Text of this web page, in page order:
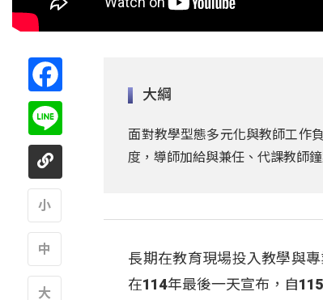
大綱
面對教學型態多元化與教師工作
度，導師加給與兼任、代課教師
長期在教育現場投入教學與
在114年最後一天宣布，自